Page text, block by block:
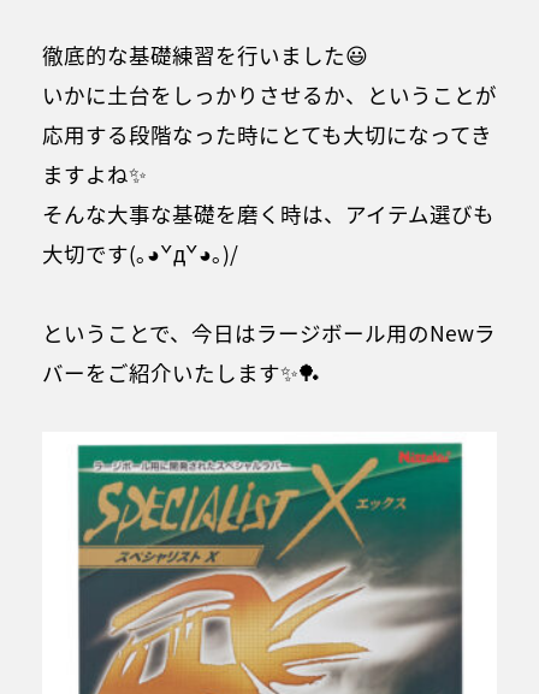
徹底的な基礎練習を行いました😃
いかに土台をしっかりさせるか、ということが
応用する段階なった時にとても大切になってき
ますよね✨
そんな大事な基礎を磨く時は、アイテム選びも
大切です(｡◕ˇдˇ​◕｡)/
ということで、今日はラージボール用のNewラ
バーをご紹介いたします✨🏓